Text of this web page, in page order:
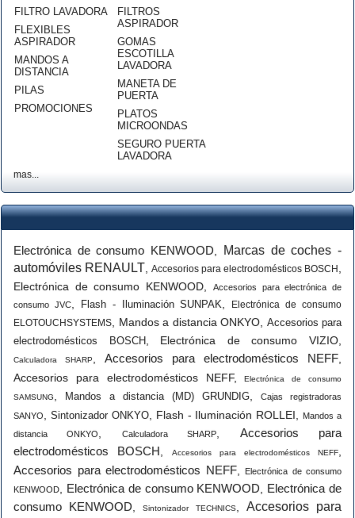
FILTRO LAVADORA
FLEXIBLES
ASPIRADOR
MANDOS A
DISTANCIA
PILAS
PROMOCIONES
FILTROS
ASPIRADOR
GOMAS
ESCOTILLA
LAVADORA
MANETA DE
PUERTA
PLATOS
MICROONDAS
SEGURO PUERTA
LAVADORA
mas...
Electrónica de consumo KENWOOD
Marcas de coches -
automóviles RENAULT Accesorios para electrodomésticos BOSCH
Electrónica de consumo KENWOOD
Accesorios para electrónica de
consumo JVC, Flash - Iluminación SUNPAK
Electrónica de consumo
ELOTOUCHSYSTEMS
Mandos a distancia ONKYO Accesorios para
electrodomésticos BOSCH, Electrónica de consumo VIZIO
Calculadora SHARP Accesorios para electrodomésticos NEFF
Accesorios para electrodomésticos NEFF,Electrónica de consumo
SAMSUNG Mandos a distancia (MD) GRUNDIG
Cajas registradoras
SANYO
Sintonizador ONKYO, Flash - Iluminación ROLLEI ,Mandos a
distancia ONKYO
Calculadora SHARP
Accesorios para
electrodomésticos BOSCH
Accesorios para electrodomésticos NEFF
Accesorios para electrodomésticos NEFF,
Electrónica de consumo
KENWOOD
Electrónica de consumo KENWOOD Electrónica de
consumo KENWOOD ,Sintonizador TECHNICS, Accesorios para